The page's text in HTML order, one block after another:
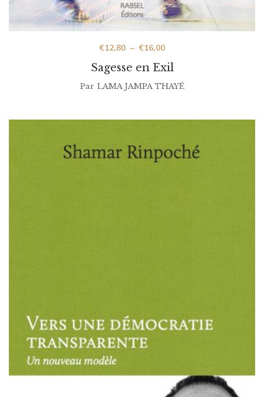
Sagesse en Exil
€12,80 – €16,00
Par LAMA JAMPA THAYÉ